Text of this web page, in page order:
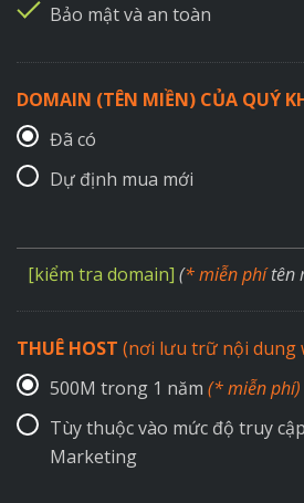
Bảo mật và an toàn
DOMAIN (TÊN MIỀN) CỦA QUÝ
Đã có
Dự định mua mới
[kiểm tra domain] (* miễn phítên
THUÊ HOST (nơi lưu trữ nội dung
500M trong 1 năm (* miễn phí)
Tùy thuộc vào mức độ truy
Marketing